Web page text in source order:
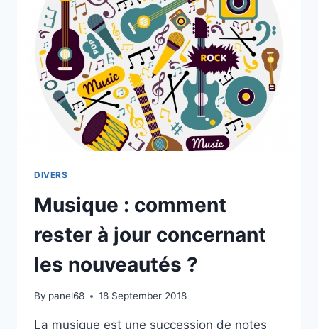
LEURS
AVANTAGES
DIVERS
Musique : comment
rester à jour concernant
les nouveautés ?
By panel68 18 September 2018
La musique est une succession de notes